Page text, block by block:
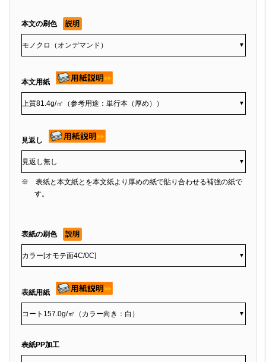
本文の刷色 説明
▼
本文用紙
▼
見返し
▼
※ 表紙と本文紙とを本文紙より厚めの紙で貼り合わせる補強の紙で
す。
表紙の刷色 説明
▼
表紙用紙
▼
表紙PP加工